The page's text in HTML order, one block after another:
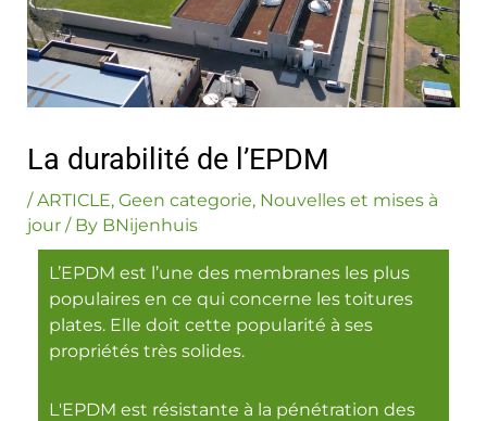
La durabilité de l’EPDM
/ARTICLE, Geen categorie, Nouvelles et mises à
jour/ By BNijenhuis
L’EPDM est l’une des membranes les plus
populaires en ce qui concerne les toitures
plates. Elle doit cette popularité à ses
propriétés très solides.
L'EPDM est résistante à la pénétration des